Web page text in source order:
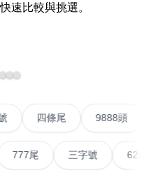
速比較與挑選。
號 四條尾 9888頭
尾 三字號 6288頭